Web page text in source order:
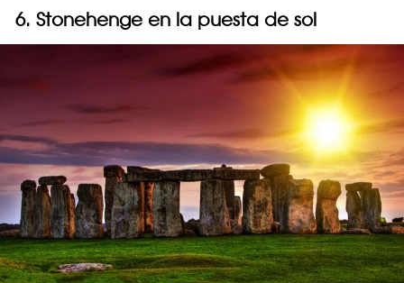
6. Stonehenge en la puesta de sol